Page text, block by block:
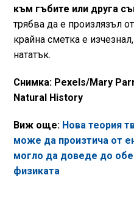
към гъбите или друга
трябва да е произлязъл
крайна сметка е
нататък.
Снимка: Pexels/Mary
Natural History
Виж още: Нова теория
може да произтича от
могло да доведе до
физиката